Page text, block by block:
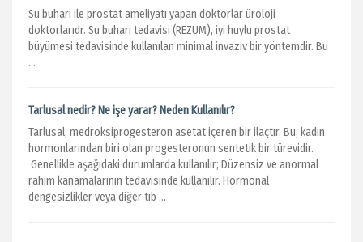
Su buharı ile prostat ameliyatı yapan doktorlar üroloji
doktorlarıdr. Su buharı tedavisi (REZUM), iyi huylu prostat
büyümesi tedavisinde kullanılan minimal invaziv bir yöntemdir. Bu
...
Tarlusal nedir? Ne işe yarar? Neden Kullanılır?
Tarlusal, medroksiprogesteron asetat içeren bir ilaçtır. Bu, kadın
hormonlarından biri olan progesteronun sentetik bir türevidir.
Genellikle aşağıdaki durumlarda kullanılır; Düzensiz ve anormal
rahim kanamalarının tedavisinde kullanılır. Hormonal
dengesizlikler veya diğer tıb ...